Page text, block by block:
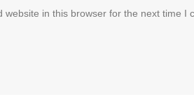
website in this browser for the next time I